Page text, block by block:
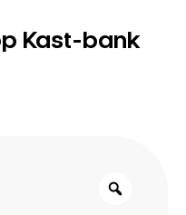
Kast-bank